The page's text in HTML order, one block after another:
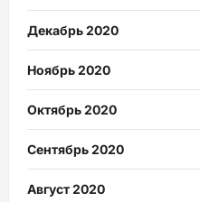
Декабрь 2020
Ноябрь 2020
Октябрь 2020
Сентябрь 2020
Август 2020